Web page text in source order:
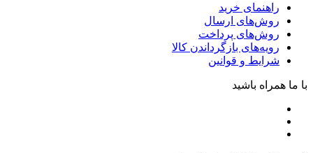
راهنمای خرید
روش‌های ارسال
روش‌های پرداخت
رویه‌های بازگرداندن کالا
شرایط و قوانین
با ما همراه باشید